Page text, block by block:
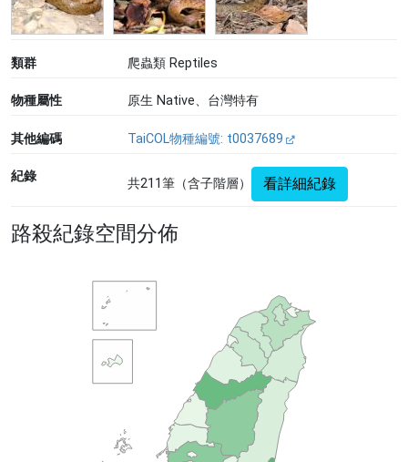
類群 爬蟲類 Reptiles
物種屬性 原生 Native、台灣特有
其他編碼 TaiCOL物種編號: t0037689
紀錄 共211筆（含子階層） 看詳細紀錄
路殺紀錄空間分佈